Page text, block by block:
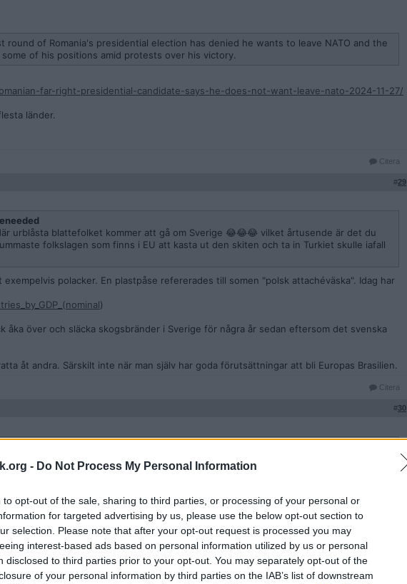
- Do Not Process My Personal Information
to opt-out of the sale, sharing to third parties, or processing of your personal or
for targeted advertising by us, please use the below opt-out section to
selection. Please note that after your opt-out request is processed you may
interest-based ads based on personal information utilized by us or personal
disclosed to third parties prior to your opt-out. You may separately opt-out of the
of your personal information by third parties on the IAB’s list of downstream
of Romania's presidential election has denied he wants to leave NATO and the
of his positions amid protests over his victory.
far-right-presidential-candidate-says-he-does-not-want-leave-nato-2024-11-27/
länder.
Citera
#29
urblåsta blattefolket kommer att gå om Sverige 😂😂😂 vilket årtusende är det du
folkslagen som finns i EU att kasta ut den skiten och ta in Turkiet skulle iafall
polacker. En plastpåse refererades till somen "polsk attachéväska". Idag har
)
åka över och släcka skogsbränder i Sverige för några år sedan eftersom det svenska
åt andra. Särskilt inte när man själv har goda förutsättningar att bli Europas Brasilien.
Citera
#30
och fått ta del av negativa effekter av kriget så folket röstar fram en person som
fått av kriget i Ukraina?
i vänstern jiddra om valfusk.